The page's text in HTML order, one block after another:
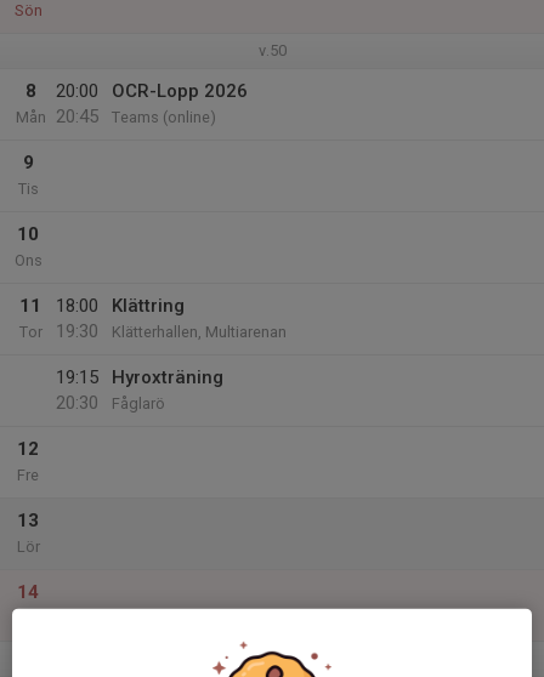
Sön
v.50
8
Mån
20:00
20:45
OCR-Lopp 2026
Teams (online)
9
Tis
10
Ons
11
Tor
18:00
19:30
Klättring
Klätterhallen, Multiarenan
19:15
20:30
Hyroxträning
Fåglarö
12
Fre
13
Lör
14
v.51